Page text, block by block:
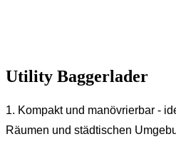
Utility Baggerlader
1. Kompakt und manövrierbar -
Räumen und städtischen